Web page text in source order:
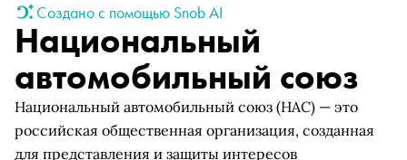
Создано с помощью Snob AI
Национальный
автомобильный союз
Национальный автомобильный союз (НАС) — это
российская общественная организация, созданная
для представления и защиты интересов